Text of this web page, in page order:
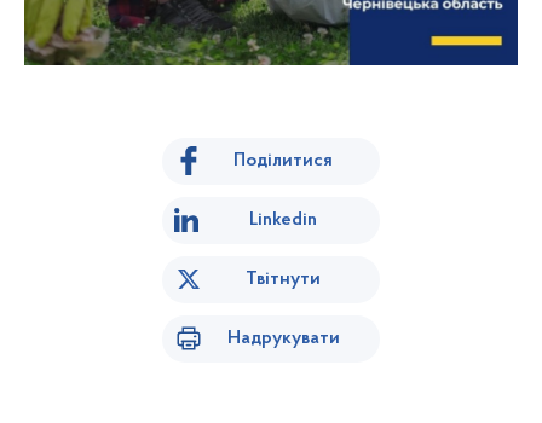
Поділитися
Linkedin
Твітнути
Надрукувати